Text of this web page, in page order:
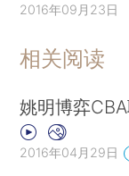
2016年09月23日
相关阅读
姚明博弈
2016年04月29日